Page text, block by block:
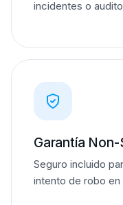
incidentes o
Garantía
Seguro incluido
intento de robo